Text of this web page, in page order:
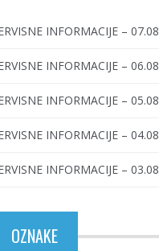
INFORMACIJE –
INFORMACIJE –
INFORMACIJE –
INFORMACIJE –
INFORMACIJE –
OZNAKE